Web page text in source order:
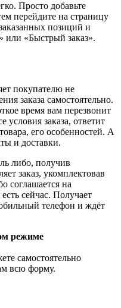
Просто добавьте
перейдите на страницу
позиций и
или «Быстрый заказ».
покупателю не
заказа самостоятельно.
время вам перезвонит
условия заказа, ответит
его особенностей. А
и доставки.
либо, получив
заказ, укомплектовав
соглашается на
сейчас. Получает
телефон и ждёт
режиме
самостоятельно
всю форму.